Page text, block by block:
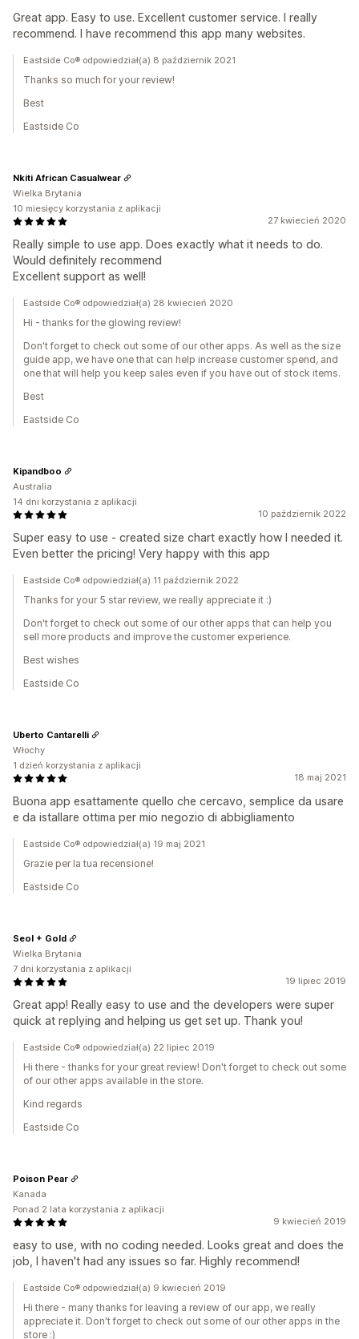
Great app. Easy to use. Excellent customer service. I really
recommend. I have recommend this app many websites.
Eastside Co® odpowiedział(a) 8 październik 2021
Thanks so much for your review!
Best
Eastside Co
27 kwiecień 2020
Really simple to use app. Does exactly what it needs to do.
Would definitely recommend
Excellent support as well!
Nkiti African Casualwear
Wielka Brytania
10 miesięcy korzystania z aplikacji
Eastside Co® odpowiedział(a) 28 kwiecień 2020
Hi - thanks for the glowing review!
Don't forget to check out some of our other apps. As well as the size
guide app, we have one that can help increase customer spend, and
one that will help you keep sales even if you have out of stock items.
Best
Eastside Co
10 październik 2022
Super easy to use - created size chart exactly how I needed it.
Even better the pricing! Very happy with this app
Kipandboo
Australia
14 dni korzystania z aplikacji
Eastside Co® odpowiedział(a) 11 październik 2022
Thanks for your 5 star review, we really appreciate it :)
Don't forget to check out some of our other apps that can help you
sell more products and improve the customer experience.
Best wishes
Eastside Co
18 maj 2021
Buona app esattamente quello che cercavo, semplice da usare
e da istallare ottima per mio negozio di abbigliamento
Uberto Cantarelli
Włochy
1 dzień korzystania z aplikacji
Eastside Co® odpowiedział(a) 19 maj 2021
Grazie per la tua recensione!
Eastside Co
19 lipiec 2019
Great app! Really easy to use and the developers were super
quick at replying and helping us get set up. Thank you!
Seol + Gold
Wielka Brytania
7 dni korzystania z aplikacji
Eastside Co® odpowiedział(a) 22 lipiec 2019
Hi there - thanks for your great review! Don't forget to check out some
of our other apps available in the store.
Kind regards
Eastside Co
9 kwiecień 2019
easy to use, with no coding needed. Looks great and does the
job, I haven't had any issues so far. Highly recommend!
Poison Pear
Kanada
Ponad 2 lata korzystania z aplikacji
Eastside Co® odpowiedział(a) 9 kwiecień 2019
Hi there - many thanks for leaving a review of our app, we really
appreciate it. Don't forget to check out some of our other apps in the
store :)